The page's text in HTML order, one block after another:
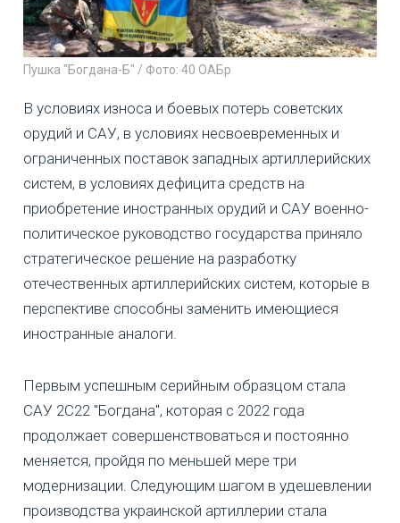
Пушка "Богдана-Б" / Фото: 40 ОАБр
В условиях износа и боевых потерь советских
орудий и САУ, в условиях несвоевременных и
ограниченных поставок западных артиллерийских
систем, в условиях дефицита средств на
приобретение иностранных орудий и САУ военно-
политическое руководство государства приняло
стратегическое решение на разработку
отечественных артиллерийских систем, которые в
перспективе способны заменить имеющиеся
иностранные аналоги.
Первым успешным серийным образцом стала
САУ 2С22 "Богдана", которая с 2022 года
продолжает совершенствоваться и постоянно
меняется, пройдя по меньшей мере три
модернизации. Следующим шагом в удешевлении
производства украинской артиллерии стала